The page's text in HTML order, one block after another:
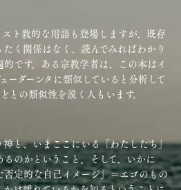
スト教的な用語も登場しますが、既存
く関係はなく、読んでみればわかり
です。ある宗教学者は、この本はイ
ーダーンタに類似していると分析して
との類似性を説く人もいます。
と、いまここにいる「わたしたち」
のかということ。そして、いかに
定的な自己イメージ」＝エゴのもの